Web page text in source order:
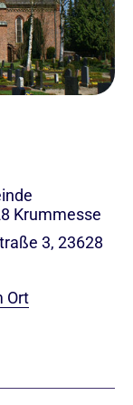
Krummesse
3, 23628
Ort